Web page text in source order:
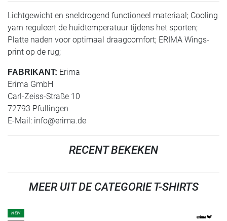
Lichtgewicht en sneldrogend functioneel materiaal; Cooling
yarn reguleert de huidtemperatuur tijdens het sporten;
Platte naden voor optimaal draagcomfort; ERIMA Wings-
print op de rug;
FABRIKANT: Erima
Erima GmbH
Carl-Zeiss-Straße 10
72793 Pfullingen
E-Mail: info@erima.de
RECENT BEKEKEN
MEER UIT DE CATEGORIE T-SHIRTS
NEW